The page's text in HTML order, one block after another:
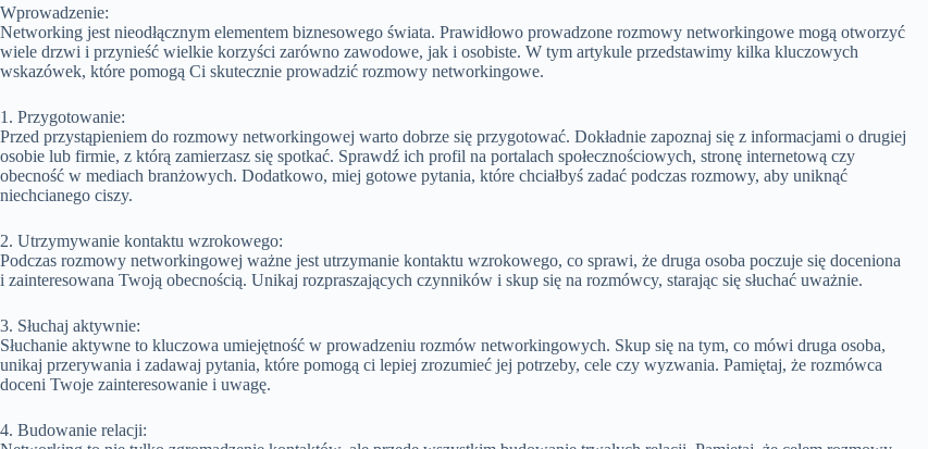
Wprowadzenie:
Networking jest nieodłącznym elementem biznesowego świata. Prawidłowo prowadzone rozmowy networkingowe mogą otworzyć
wiele drzwi i przynieść wielkie korzyści zarówno zawodowe, jak i osobiste. W tym artykule przedstawimy kilka kluczowych
wskazówek, które pomogą Ci skutecznie prowadzić rozmowy networkingowe.
1. Przygotowanie:
Przed przystąpieniem do rozmowy networkingowej warto dobrze się przygotować. Dokładnie zapoznaj się z informacjami o drugiej
osobie lub firmie, z którą zamierzasz się spotkać. Sprawdź ich profil na portalach społecznościowych, stronę internetową czy
obecność w mediach branżowych. Dodatkowo, miej gotowe pytania, które chciałbyś zadać podczas rozmowy, aby uniknąć
niechcianego ciszy.
2. Utrzymywanie kontaktu wzrokowego:
Podczas rozmowy networkingowej ważne jest utrzymanie kontaktu wzrokowego, co sprawi, że druga osoba poczuje się doceniona
i zainteresowana Twoją obecnością. Unikaj rozpraszających czynników i skup się na rozmówcy, starając się słuchać uważnie.
3. Słuchaj aktywnie:
Słuchanie aktywne to kluczowa umiejętność w prowadzeniu rozmów networkingowych. Skup się na tym, co mówi druga osoba,
unikaj przerywania i zadawaj pytania, które pomogą ci lepiej zrozumieć jej potrzeby, cele czy wyzwania. Pamiętaj, że rozmówca
doceni Twoje zainteresowanie i uwagę.
4. Budowanie relacji: